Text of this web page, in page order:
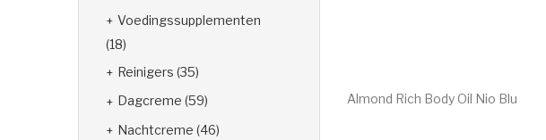
Almond Rich Body Oil Nio Blu
Voedingssupplementen
(18)
Reinigers (35)
Dagcreme (59)
Nachtcreme (46)